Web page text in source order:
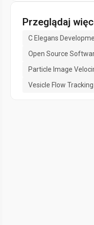
Przeglądaj
C Elegans
Open Source
Particle Image
Vesicle Flow Tracking